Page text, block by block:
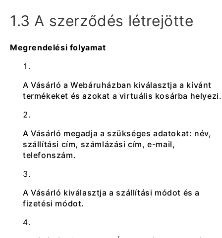
1.3 A szerződés létrejötte
Megrendelési folyamat
A Vásárló a Webáruházban kiválasztja a kívánt
termékeket és azokat a virtuális kosárba helyezi.
A Vásárló megadja a szükséges adatokat: név,
szállítási cím, számlázási cím, e-mail,
telefonszám.
A Vásárló kiválasztja a szállítási módot és a
fizetési módot.